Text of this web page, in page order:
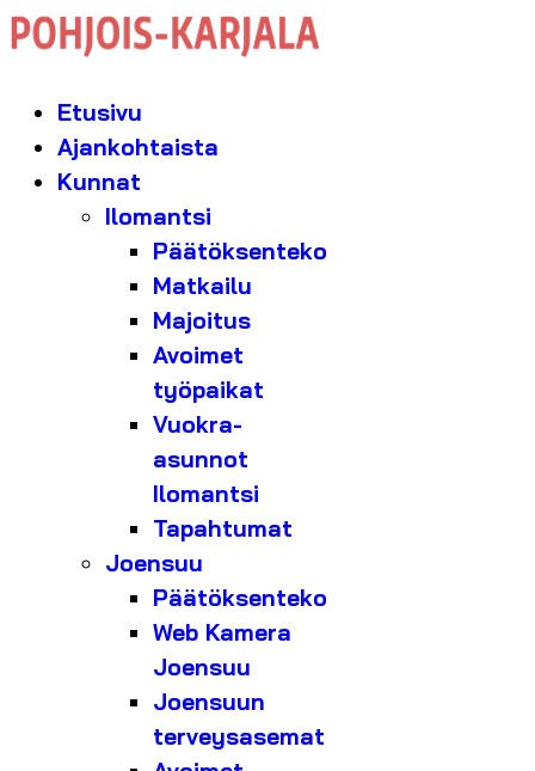
Etusivu
Ajankohtaista
Kunnat
Ilomantsi
Päätöksenteko
Matkailu
Majoitus
Avoimet
työpaikat
Vuokra-
asunnot
Ilomantsi
Tapahtumat
Joensuu
Päätöksenteko
Web Kamera
Joensuu
Joensuun
terveysasemat